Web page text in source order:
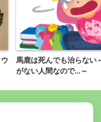
馬鹿は死んでも治らない
がない人間なので...～